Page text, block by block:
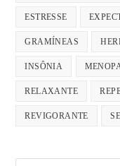
ESTRESSE
GRAMÍNEAS
INSÔNIA
RELAXANTE
REVIGORANTE